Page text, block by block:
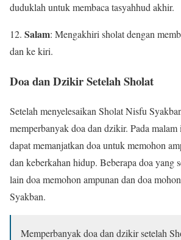
duduklah untuk membaca tasyahhud akhir.
12. Salam: Mengakhiri sholat dengan
dan ke kiri.
Doa dan Dzikir Setelah Sholat
Setelah menyelesaikan Sholat Nisfu
memperbanyak doa dan dzikir. Pada
dapat memanjatkan doa untuk memohon
dan keberkahan hidup. Beberapa doa yang
lain doa memohon ampunan dan doa
Syakban.
Memperbanyak doa dan dzikir setelah